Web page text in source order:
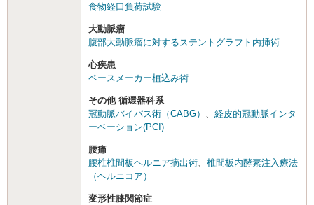
食物経口負荷試験
大動脈瘤
腹部大動脈瘤に対するステントグラフト内挿術
心疾患
ペースメーカー植込み術
その他 循環器科系
冠動脈バイパス術（CABG）
経皮的冠動脈インタ
ーベーション(PCI)
腰痛
腰椎椎間板ヘルニア摘出術
椎間板内酵素注入療法
（ヘルニコア）
変形性膝関節症